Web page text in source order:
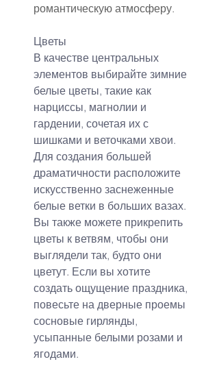
романтическую атмосферу.
Цветы
В качестве центральных
элементов выбирайте зимние
белые цветы, такие как
нарциссы, магнолии и
гардении, сочетая их с
шишками и веточками хвои.
Для создания большей
драматичности расположите
искусственно заснеженные
белые ветки в больших вазах.
Вы также можете прикрепить
цветы к ветвям, чтобы они
выглядели так, будто они
цветут. Если вы хотите
создать ощущение праздника,
повесьте на дверные проемы
сосновые гирлянды,
усыпанные белыми розами и
ягодами.